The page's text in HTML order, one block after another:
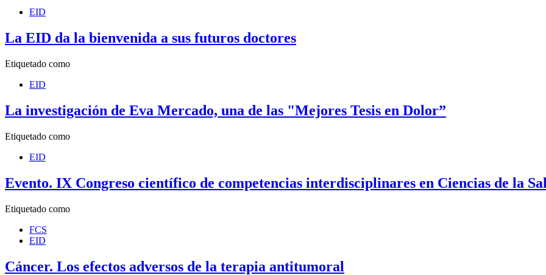
EID
La EID da la bienvenida a sus futuros doctores
Etiquetado como
EID
La investigación de Eva Mercado, una de las "Mejores Tesis en Dolor”
Etiquetado como
EID
Evento. IX Congreso científico de competencias interdisciplinares en Ciencias de la
Etiquetado como
FCS
EID
Cáncer. Los efectos adversos de la terapia antitumoral